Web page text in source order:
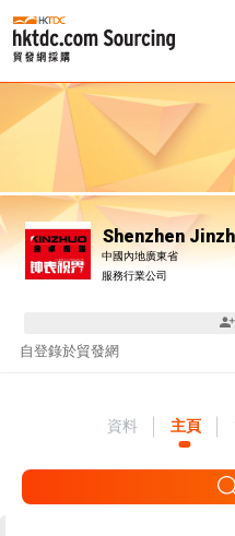
Shenzhen
中國內地廣東省
服務行業公司
自登錄於貿發網
資料 主頁